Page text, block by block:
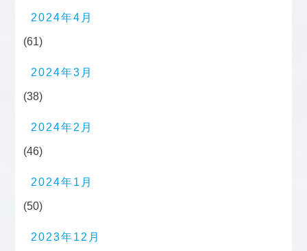
2024年4月
(61)
2024年3月
(38)
2024年2月
(46)
2024年1月
(50)
2023年12月